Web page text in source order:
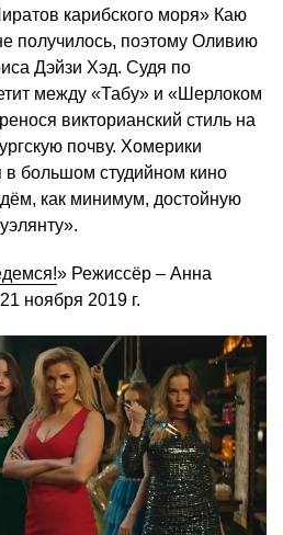
карибского моря» Каю
получилось, поэтому Оливию
Дэйзи Хэд. Судя по
между «Табу» и «Шерлоком
викторианский стиль на
почву. Хомерики
в большом студийном кино
как минимум, достойную
» Режиссёр – Анна
ноября 2019 г.